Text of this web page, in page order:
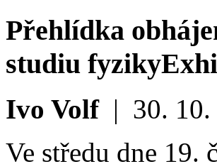
Přehlídka
studiu fyziky
Ivo Volf| 30.
Ve středu dne 19.